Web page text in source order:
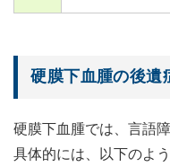
硬膜下血腫の後遺
硬膜下血腫では、言語
具体的には、以下のよ